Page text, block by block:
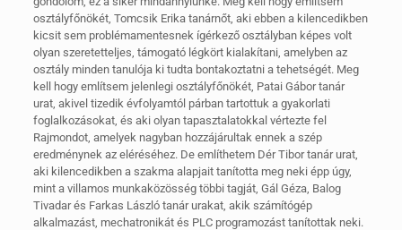
osztályfőnökét, Tomcsik Erika tanárnőt, aki ebben a kilencedikben
kicsit sem problémamentesnek ígérkező osztályban képes volt
olyan szeretetteljes, támogató légkört kialakítani, amelyben az
osztály minden tanulója ki tudta bontakoztatni a tehetségét. Meg
kell hogy említsem jelenlegi osztályfőnökét, Patai Gábor tanár
urat, akivel tizedik évfolyamtól párban tartottuk a gyakorlati
foglalkozásokat, és aki olyan tapasztalatokkal vértezte fel
Rajmondot, amelyek nagyban hozzájárultak ennek a szép
eredménynek az eléréséhez. De említhetem Dér Tibor tanár urat,
aki kilencedikben a szakma alapjait tanította meg neki épp úgy,
mint a villamos munkaközösség többi tagját, Gál Géza, Balog
Tivadar és Farkas László tanár urakat, akik számítógép
alkalmazást, mechatronikát és PLC programozást tanítottak neki.